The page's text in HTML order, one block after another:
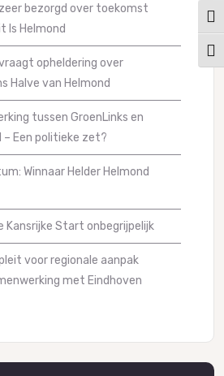
bezorgd over toekomst
Is Helmond
opheldering over
Halve van Helmond
tussen GroenLinks en
– Een politieke zet?
Winnaar Helder Helmond
Kansrijke Start onbegrijpelijk
voor regionale aanpak
met Eindhoven